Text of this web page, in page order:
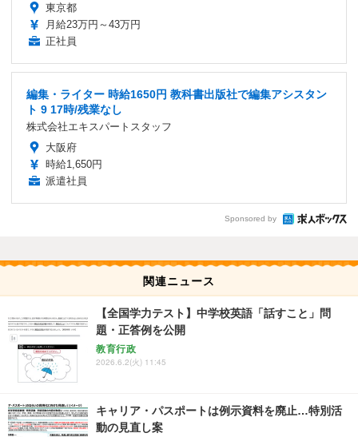
東京都
月給23万円～43万円
正社員
編集・ライター 時給1650円 教科書出版社で編集アシスタン
ト 9 17時/残業なし
株式会社エキスパートスタッフ
大阪府
時給1,650円
派遣社員
Sponsored by
関連ニュース
【全国学力テスト】中学校英語「話すこと」問
題・正答例を公開
教育行政
2026.6.2(火) 11:45
キャリア・パスポートは例示資料を廃止…特別活
動の見直し案